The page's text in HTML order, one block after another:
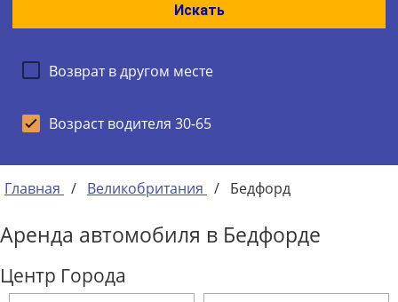
Искать
Возврат в другом месте
Возраст водителя 30-65
Главная / Великобритания / Бедфорд
Аренда автомобиля в Бедфорде
Центр Города